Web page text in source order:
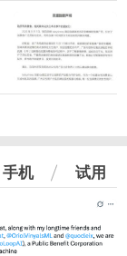
手机 试用